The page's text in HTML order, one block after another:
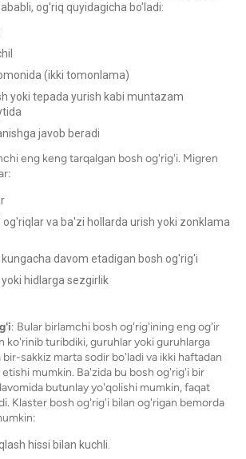
og'riq quyidagicha bo'ladi:
(ikki tomonlama)
yoki tepada yurish kabi muntazam
javob beradi
eng keng tarqalgan bosh og'rig'i. Migren
og'riqlar va ba'zi hollarda urish yoki zonklama
davom etadigan bosh og'rig'i
hidlarga sezgirlik
: Bular birlamchi bosh og'rig'ining eng og'ir
ko'rinib turibdiki, guruhlar yoki guruhlarga
bir-sakkiz marta sodir bo'ladi va ikki haftadan
mumkin. Ba'zida bu bosh og'rig'i bir
butunlay yo'qolishi mumkin, faqat
Klaster bosh og'rig'i bilan og'rigan bemorda
hissi bilan kuchli.